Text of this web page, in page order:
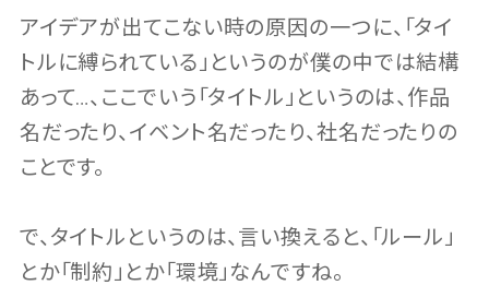
アイデアが出てこない時の原因の一つに、「タイ
トルに縛られている」というのが僕の中では結構
あって…、ここでいう「タイトル」というのは、作品
名だったり、イベント名だったり、社名だったりの
ことです。
で、タイトルというのは、言い換えると、「ルール」
とか「制約」とか「環境」なんですね。